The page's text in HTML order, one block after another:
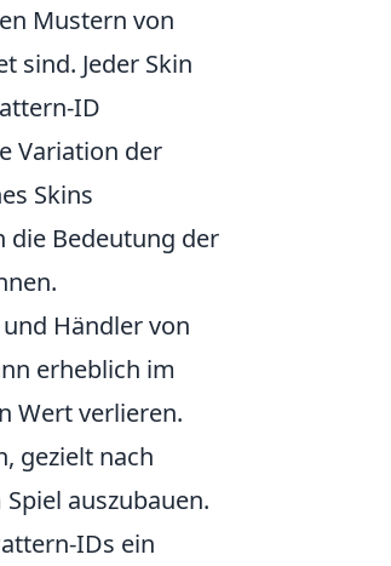
Mustern von
sind. Jeder Skin
ID
Variation der
Skins
die Bedeutung der
Händler von
erheblich im
Wert verlieren.
gezielt nach
auszubauen.
IDs ein